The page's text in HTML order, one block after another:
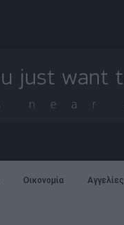
Οικονομία Αγγελίες